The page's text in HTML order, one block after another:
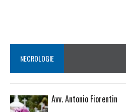
NECROLOGIE
Avv. Antonio Fiorentin